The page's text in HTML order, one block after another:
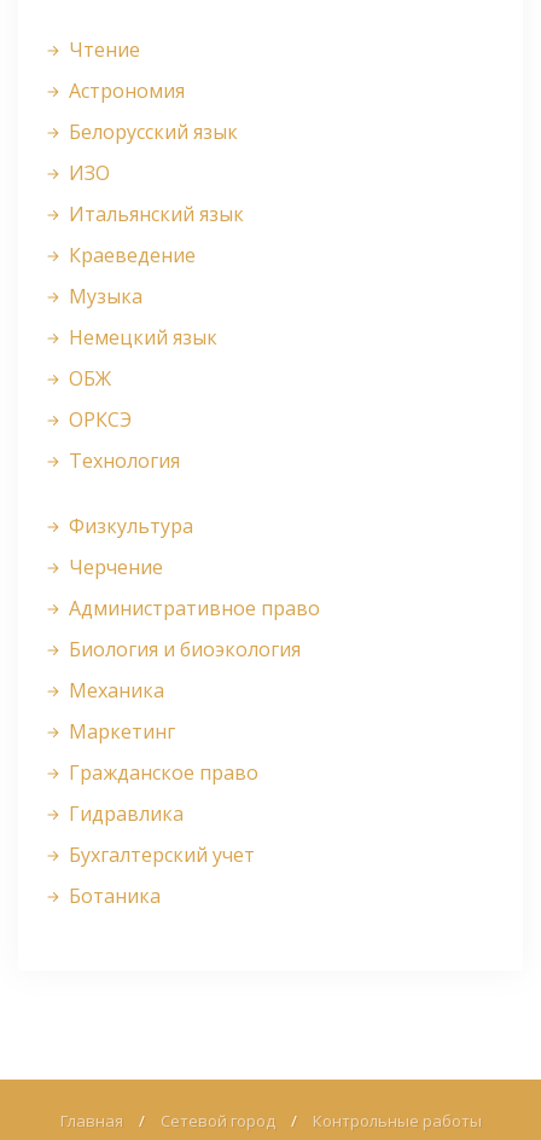
Чтение
Астрономия
Белорусский язык
ИЗО
Итальянский язык
Краеведение
Музыка
Немецкий язык
ОБЖ
ОРКСЭ
Технология
Физкультура
Черчение
Административное право
Биология и биоэкология
Механика
Маркетинг
Гражданское право
Гидравлика
Бухгалтерский учет
Ботаника
Главная / Сетевой город / Контрольные работы